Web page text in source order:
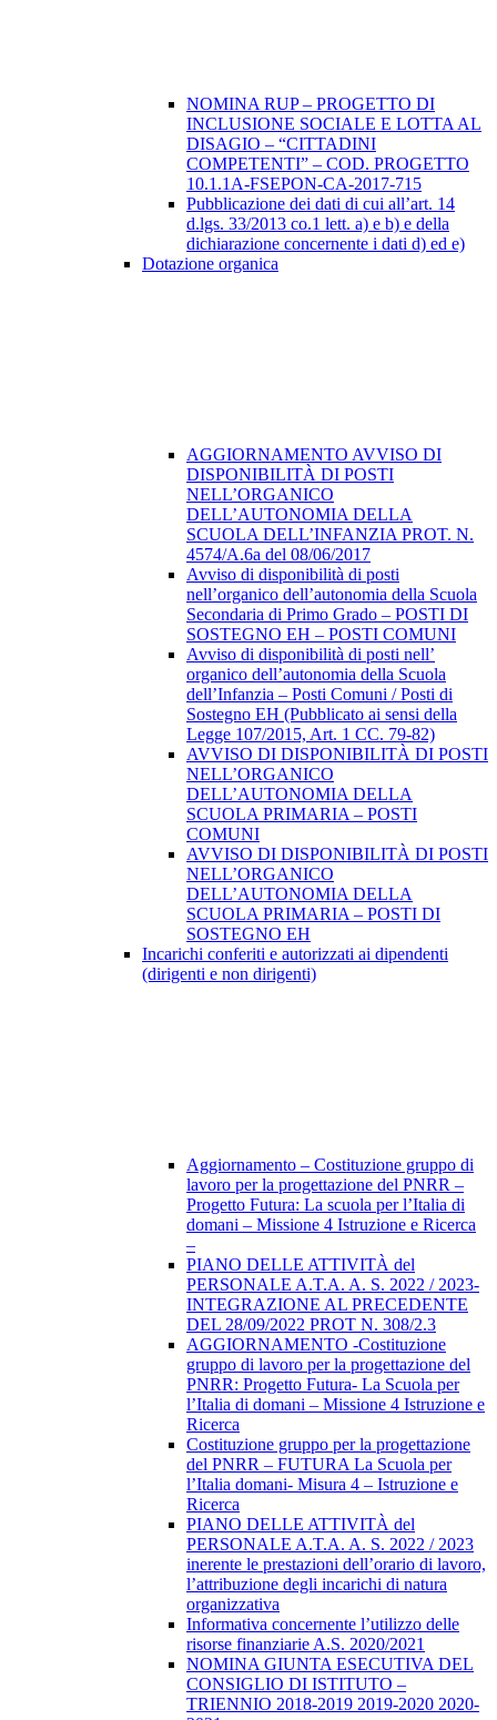
NOMINA RUP – PROGETTO DI
INCLUSIONE SOCIALE E LOTTA AL
DISAGIO – “CITTADINI
COMPETENTI” – COD. PROGETTO
10.1.1A-FSEPON-CA-2017-715
Pubblicazione dei dati di cui all’art. 14
d.lgs. 33/2013 co.1 lett. a) e b) e della
dichiarazione concernente i dati d) ed e)
Dotazione organica
AGGIORNAMENTO AVVISO DI
DISPONIBILITÀ DI POSTI
NELL’ORGANICO
DELL’AUTONOMIA DELLA
SCUOLA DELL’INFANZIA PROT. N.
4574/A.6a del 08/06/2017
Avviso di disponibilità di posti
nell’organico dell’autonomia della Scuola
Secondaria di Primo Grado – POSTI DI
SOSTEGNO EH – POSTI COMUNI
Avviso di disponibilità di posti nell’
organico dell’autonomia della Scuola
dell’Infanzia – Posti Comuni / Posti di
Sostegno EH (Pubblicato ai sensi della
Legge 107/2015, Art. 1 CC. 79-82)
AVVISO DI DISPONIBILITÀ DI POSTI
NELL’ORGANICO
DELL’AUTONOMIA DELLA
SCUOLA PRIMARIA – POSTI
COMUNI
AVVISO DI DISPONIBILITÀ DI POSTI
NELL’ORGANICO
DELL’AUTONOMIA DELLA
SCUOLA PRIMARIA – POSTI DI
SOSTEGNO EH
Incarichi conferiti e autorizzati ai dipendenti
(dirigenti e non dirigenti)
Aggiornamento – Costituzione gruppo di
lavoro per la progettazione del PNRR –
Progetto Futura: La scuola per l’Italia di
domani – Missione 4 Istruzione e Ricerca
–
PIANO DELLE ATTIVITÀ del
PERSONALE A.T.A. A. S. 2022 / 2023-
INTEGRAZIONE AL PRECEDENTE
DEL 28/09/2022 PROT N. 308/2.3
AGGIORNAMENTO -Costituzione
gruppo di lavoro per la progettazione del
PNRR: Progetto Futura- La Scuola per
l’Italia di domani – Missione 4 Istruzione e
Ricerca
Costituzione gruppo per la progettazione
del PNRR – FUTURA La Scuola per
l’Italia domani- Misura 4 – Istruzione e
Ricerca
PIANO DELLE ATTIVITÀ del
PERSONALE A.T.A. A. S. 2022 / 2023
inerente le prestazioni dell’orario di lavoro,
l’attribuzione degli incarichi di natura
organizzativa
Informativa concernente l’utilizzo delle
risorse finanziarie A.S. 2020/2021
NOMINA GIUNTA ESECUTIVA DEL
CONSIGLIO DI ISTITUTO –
TRIENNIO 2018-2019 2019-2020 2020-